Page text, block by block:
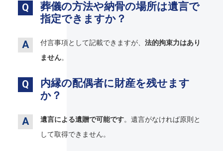
葬儀の方法や納骨の場所は遺言で
指定できますか？
付言事項として記載できますが、 法的拘束力はあり
ません。
内縁の配偶者に財産を残せます
か？
遺言による遺贈で可能です。遺言がなければ原則と
して取得できません。